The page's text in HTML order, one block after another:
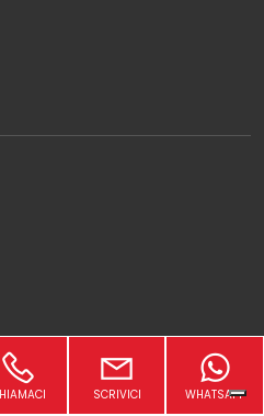
SCRIVICI WHATSAPP